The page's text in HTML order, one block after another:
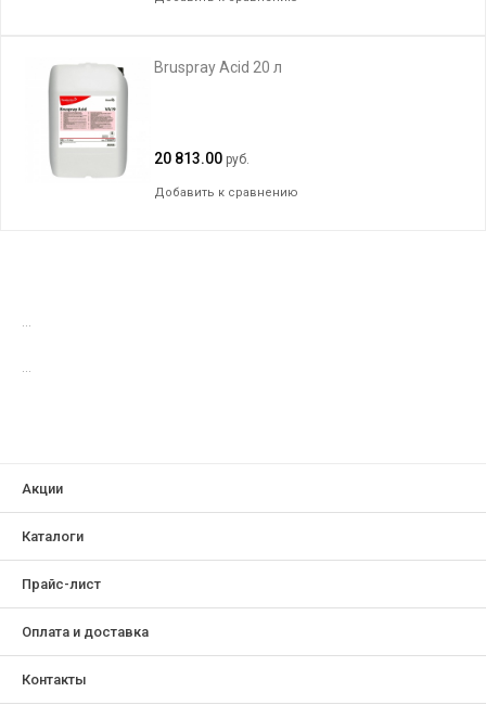
Bruspray Acid 20 л
20 813.00 руб.
Добавить к сравнению
...
...
Акции
Каталоги
Прайс-лист
Оплата и доставка
Контакты